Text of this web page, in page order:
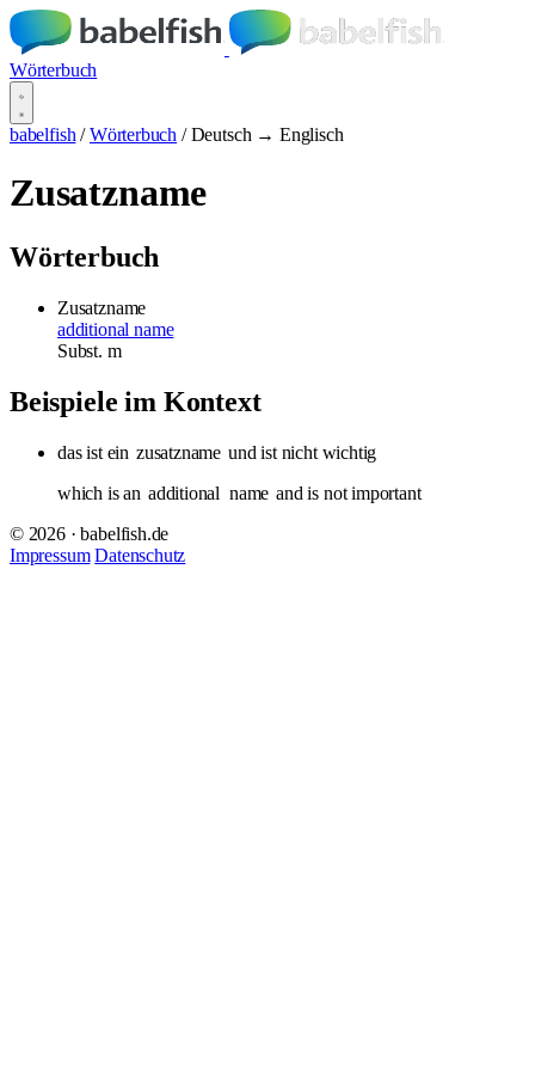
Wörterbuch
babelfish / Wörterbuch / Deutsch → Englisch
Zusatzname
Wörterbuch
Zusatzname
additional name
Subst. m
Beispiele im Kontext
das ist ein zusatzname und ist nicht wichtig
which is an additional name and is not important
© 2026 · babelfish.de
Impressum Datenschutz